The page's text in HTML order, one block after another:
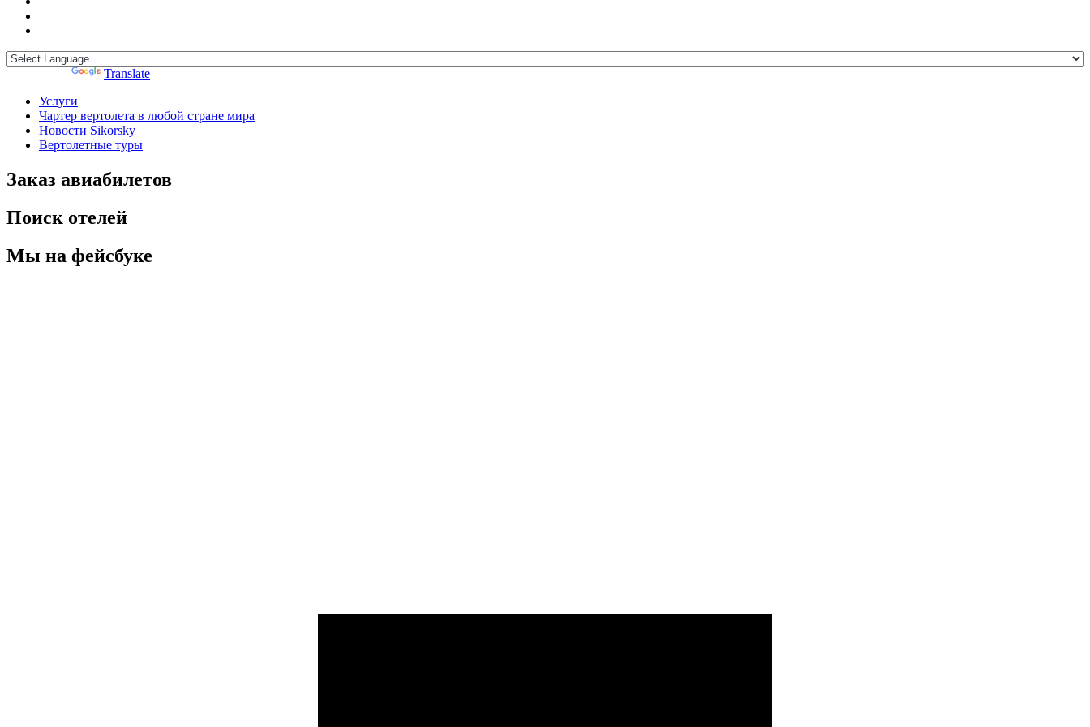
Translate
Услуги
Чартер вертолета в любой стране мира
Новости Sikorsky
Вертолетные туры
Заказ авиабилетов
Поиск отелей
Мы на фейсбуке